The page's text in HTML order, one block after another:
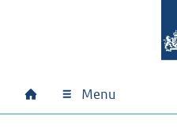
Hoofdnavigatie
Home Menu